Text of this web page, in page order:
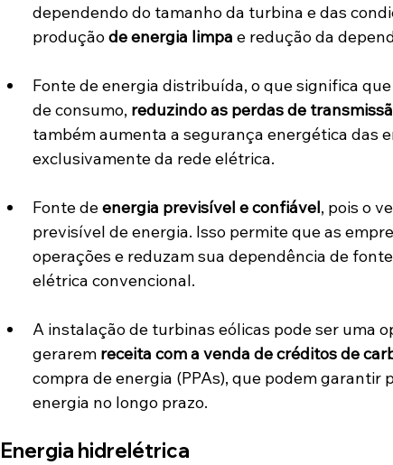
dependendo do tamanho da turbina e das
produção de energia limpa e redução da
Fonte de energia distribuída, o que significa
de consumo, reduzindo as perdas de
também aumenta a segurança energética das
exclusivamente da rede elétrica.
Fonte de energia previsível e confiável, pois o
previsível de energia. Isso permite que as
operações e reduzam sua dependência de
elétrica convencional.
A instalação de turbinas eólicas pode ser uma
gerarem receita com a venda de créditos de
compra de energia (PPAs), que podem garantir
energia no longo prazo.
Energia hidrelétrica